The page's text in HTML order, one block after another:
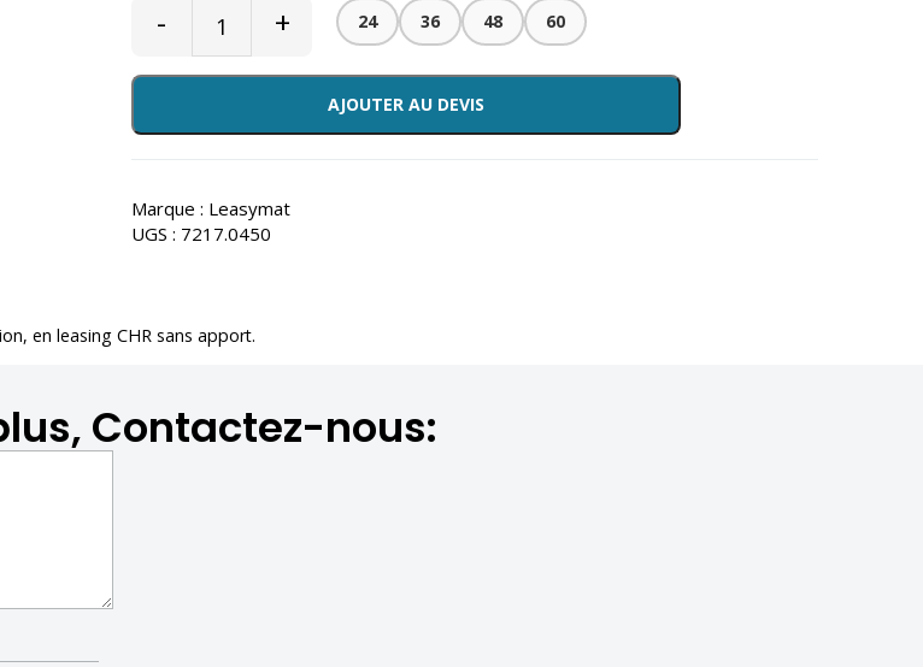
- + 24 36 48 60
AJOUTER AU DEVIS
Marque : Leasymat
UGS : 7217.0450
, en leasing CHR sans apport.
Contactez-nous: